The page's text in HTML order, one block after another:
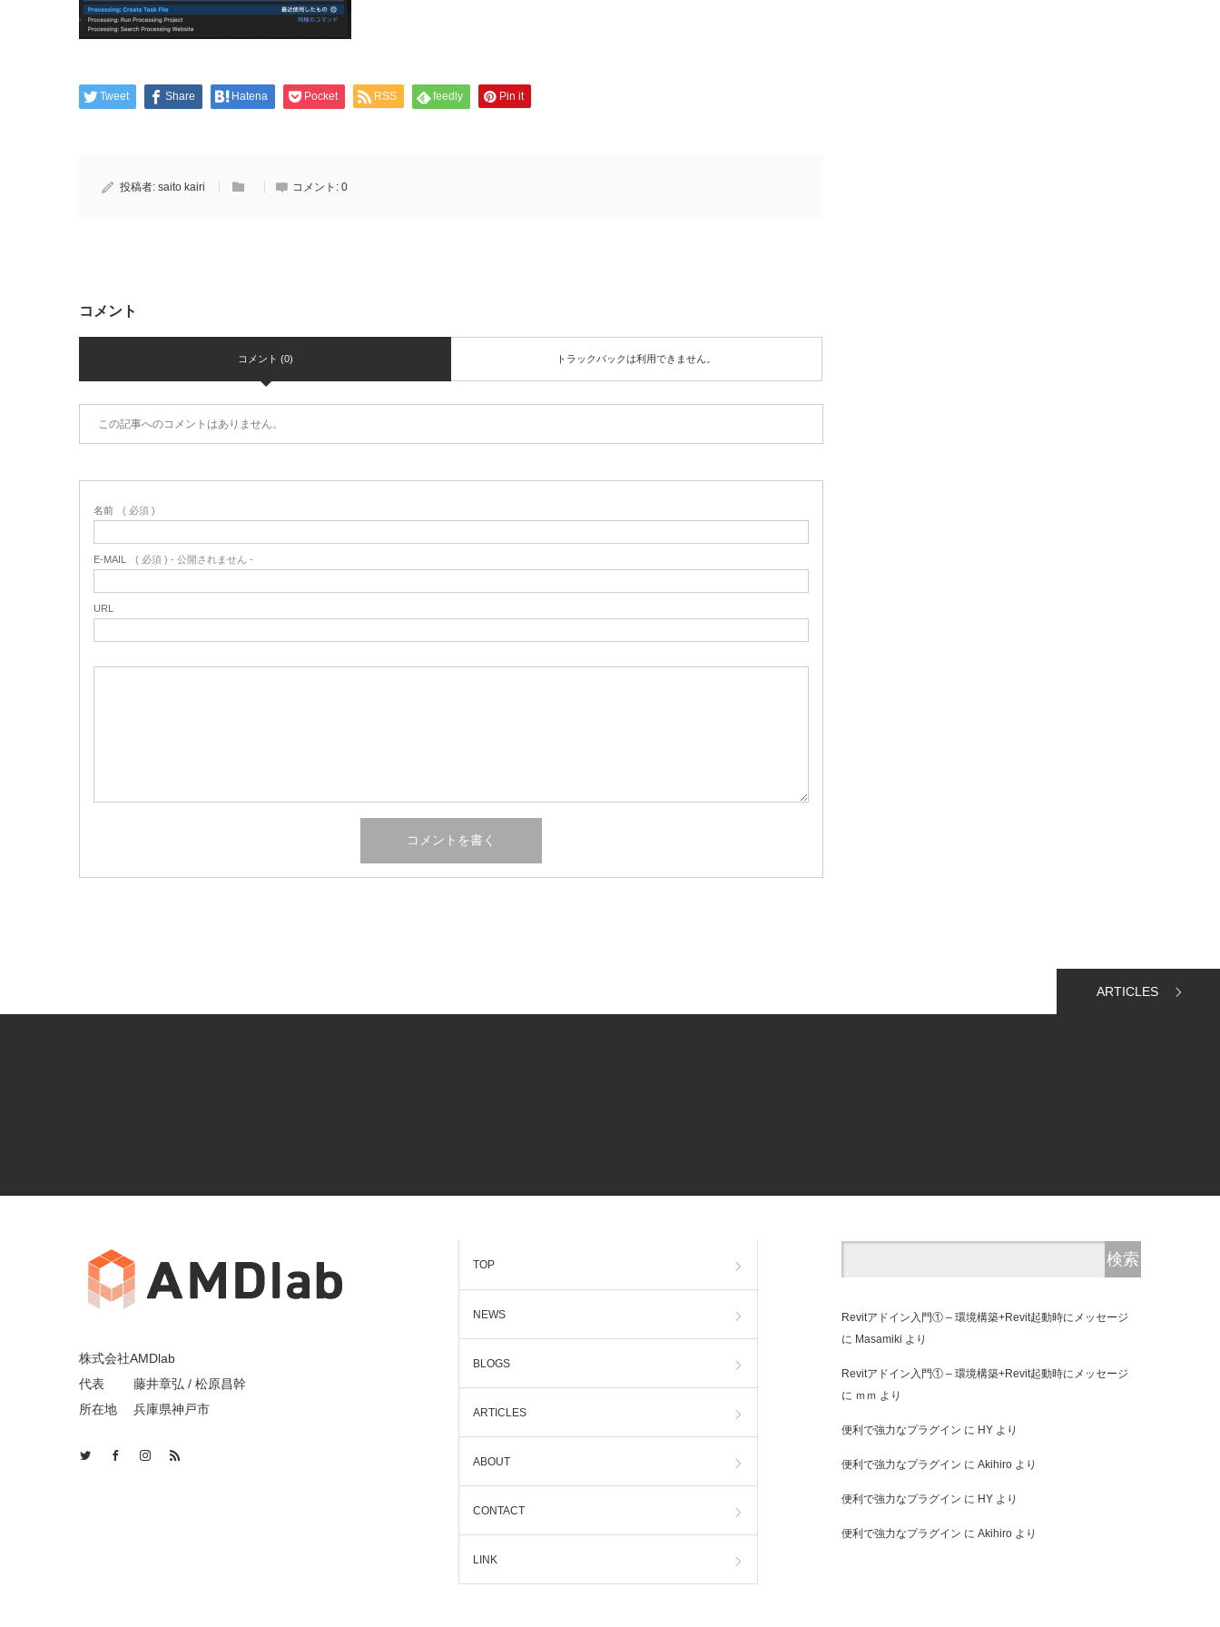
Tweet Share Hatena Pocket RSS feedly Pin it
投稿者: saito kairi コメント: 0
コメント
コメント (0) トラックバックは利用できません。
この記事へのコメントはありません。
名前 ( 必須 )
E-MAIL ( 必須 ) - 公開されません -
URL
ARTICLES
株式会社AMDlab
代表 藤井章弘 / 松原昌幹
所在地 兵庫県神戸市
TOP
NEWS
BLOGS
ARTICLES
ABOUT
CONTACT
LINK
Revitアドイン入門① – 環境構築+Revit起動時にメッセージ
に Masamiki より
Revitアドイン入門① – 環境構築+Revit起動時にメッセージ
に ｍｍ より
便利で強力なプラグイン に HY より
便利で強力なプラグイン に Akihiro より
便利で強力なプラグイン に HY より
便利で強力なプラグイン に Akihiro より